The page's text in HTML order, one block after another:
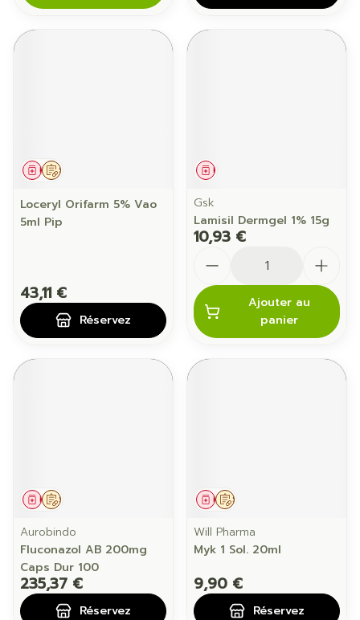
Sur prescription
Médicament
Loceryl Orifarm 5% Vao
5ml Pip
43,11 €
Réservez
Médicament
Gsk
Lamisil Dermgel 1% 15g
10,93 €
Ajouter au
panier
Sur prescription
Médicament
Aurobindo
Fluconazol AB 200mg
Caps Dur 100
235,37 €
Réservez
Sur prescription
Médicament
Will Pharma
Myk 1 Sol. 20ml
9,90 €
Réservez